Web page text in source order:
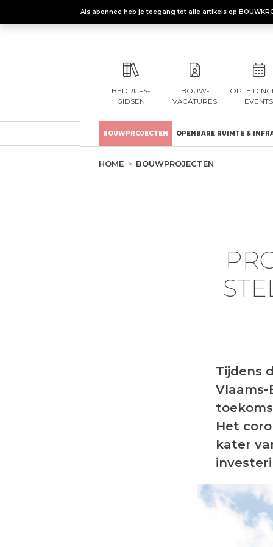
Als abonnee heb je toegang tot alle artikels op
BEDRIJFS-
GIDSEN
BOUW-
VACATURES
EVENTS
BOUWPROJECTEN OPENBARE RUIMTE &
HOME BOUWPROJECTEN
Tijdens
Het
kater